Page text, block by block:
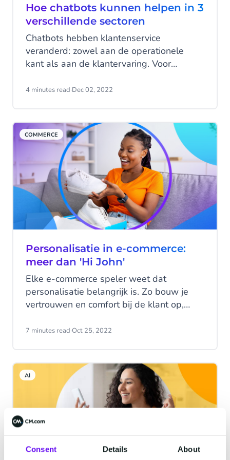
Consent Details About
Hoe chatbots kunnen helpen in 3
verschillende sectoren
Chatbots hebben klantenservice
veranderd: zowel aan de operationele
kant als aan de klantervaring. Voor
en tegelijkertijd belangrijke data-inzichten
automatiseren. Bovendien helpen chatbots
drukke merken om een gepersonaliseerde
service te leveren, ongeacht de
hoeveelheid vragen waarmee ze te maken
hebben. Laten we eens kijken naar enkele
AI chatbot use cases voor drie sectoren:
logistiek, vrije tijd, en de financiële
dienstverlening.
4 minutes read·Dec 02, 2022
COMMERCE
Personalisatie in e-commerce:
meer dan 'Hi John'
Elke e-commerce speler weet dat
personalisatie belangrijk is. Zo bouw je
vertrouwen en comfort bij de klant op,
ervoor dat online shoppers terugkomen.
7 minutes read·Oct 25, 2022
AI